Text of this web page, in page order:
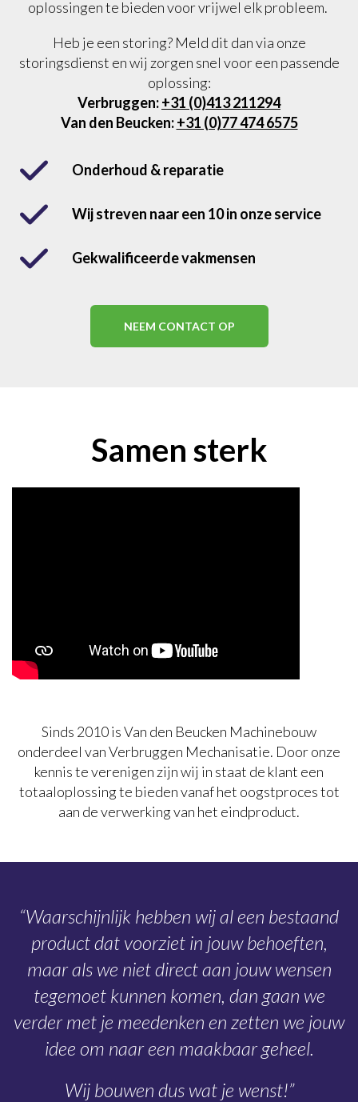
oplossingen te bieden voor vrijwel elk probleem.
Heb je een storing? Meld dit dan via onze
storingsdienst en wij zorgen snel voor een passende
oplossing:
Verbruggen:+31 (0)413 211294
Van den Beucken:+31 (0)77 474 6575
Onderhoud & reparatie
Wij streven naar een 10 in onze service
Gekwalificeerde vakmensen
NEEM CONTACT OP
Samen sterk
Sinds 2010 is Van den Beucken Machinebouw
onderdeel van Verbruggen Mechanisatie. Door onze
kennis te verenigen zijn wij in staat de klant een
totaaloplossing te bieden vanaf het oogstproces tot
aan de verwerking van het eindproduct.
“Waarschijnlijk hebben wij al een bestaand
product dat voorziet in jouw behoeften,
maar als we niet direct aan jouw wensen
tegemoet kunnen komen, dan gaan we
verder met je meedenken en zetten we jouw
idee om naar een maakbaar geheel.
Wij bouwen dus wat je wenst!”